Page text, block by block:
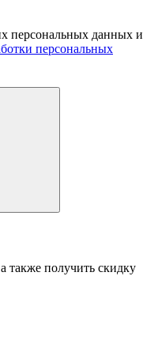
персональных данных и
персональных
также получить скидку